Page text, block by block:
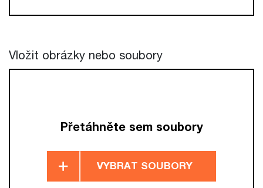
Vložit obrázky nebo soubory
Přetáhněte sem soubory
VYBRAT SOUBORY